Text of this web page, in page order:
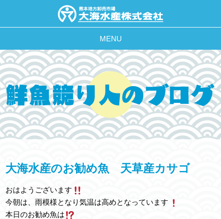
MENU
大海水産のお勧め魚 天草産カサゴ
おはようございます
今朝は、雨模様となり気温は高めとなっています
本日のお勧め魚は